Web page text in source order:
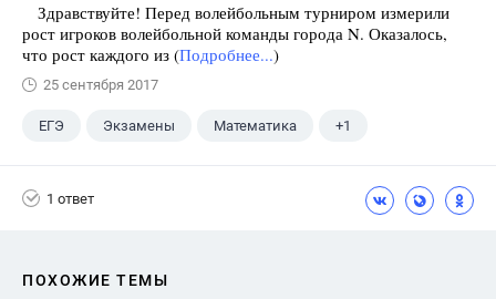
Здравствуйте! Перед волейбольным турниром измерили
рост игроков волейбольной команды города N. Оказалось,
что рост каждого из (Подробнее...)
25 сентября 2017
ЕГЭ Экзамены Математика +1
1 ответ
ПОХОЖИЕ ТЕМЫ